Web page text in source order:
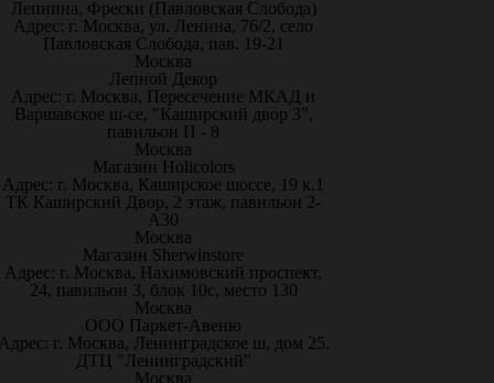
Лепнина, Фрески (Павловская Слобода)
Адрес: г. Москва, ул. Ленина, 76/2, село
Павловская Слобода, пав. 19-21
Москва
Лепной Декор
Адрес: г. Москва, Пересечение МКАД и
Варшавское ш-се, "Каширский двор 3",
павильон П - 8
Москва
Магазин Holicolors
Адрес: г. Москва, Каширское шоссе, 19 к.1
ТК Каширский Двор, 2 этаж, павильон 2-
А30
Москва
Магазин Sherwinstore
Адрес: г. Москва, Нахимовский проспект,
24, павильон 3, блок 10с, место 130
Москва
ООО Паркет-Авeню
г. Москва, Ленинградское ш, дом 25.
ДТЦ "Ленинградский"
Москва